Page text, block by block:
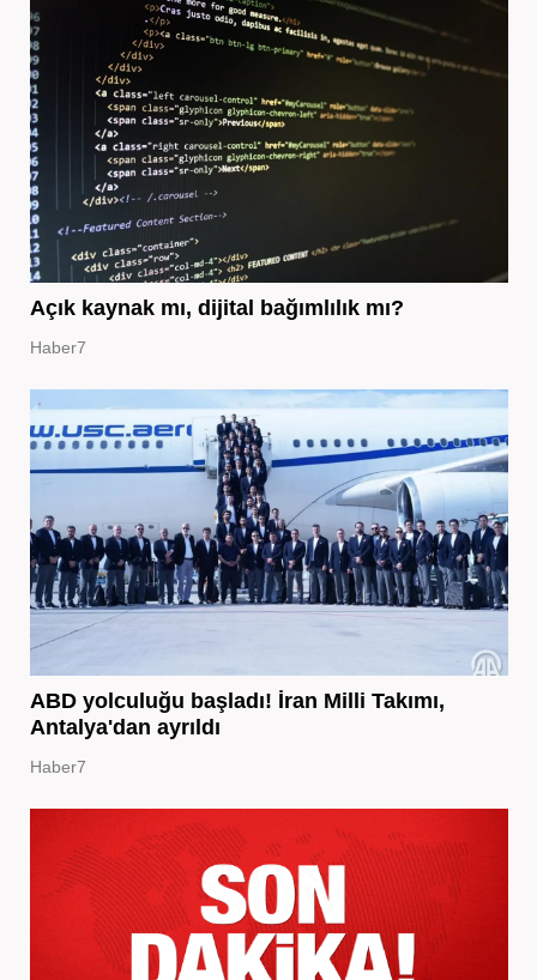
Açık kaynak mı, dijital bağımlılık mı?
Haber7
ABD yolculuğu başladı! İran Milli Takımı,
Antalya'dan ayrıldı
Haber7